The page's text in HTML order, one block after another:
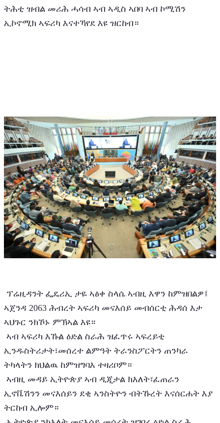
ትሕቲ ዝብል መሪሕ ሓሳብ ኣብ ኣዲስ ኣበባ ኣብ ኮሚሽን
ኢኮኖሚክ ኣፍሪካ እናተኻየደ እዩ ዝርከብ።
ኣጀንዳ 2063 ሕብረት ኣፍሪካ መናእሰይ መብሰርቲ ሕዳሰ እታ
ኣህጉር ንክኾኑ ምኽኣል እዩ።
ኢንዱስትሪታት፣መሰረተ ልምዓት ትራንስፖርትን ጠንካራ
ትካላትን ክህልዉ ከምዝግባእ ተዛሪቦም።
ኢኖቬሽንን መናእሰይን ደቂ ኣንስትዮን ብትኹረት እናሰርሐት እያ
ትርከብ ኢሎም።